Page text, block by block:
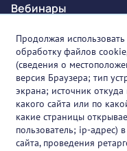
Вебинары
Онлайн-события
Партнеры
О проекте
Вакансии
Блог
Продолжая
обработку файлов
(сведения о
версия Браузера; тип
экрана; источник
какого сайта или по
какие страницы
пользователь; ip-адрес)
сайта, проведения